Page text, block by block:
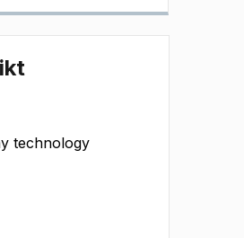
technology